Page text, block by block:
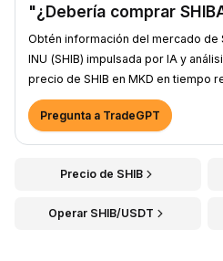
"¿Debería comprar
Obtén información del mercado de
INU (SHIB) impulsada por IA y
precio de SHIB en MKD en tiempo
Pregunta a TradeGPT
Precio de SHIB
Operar SHIB/USDT